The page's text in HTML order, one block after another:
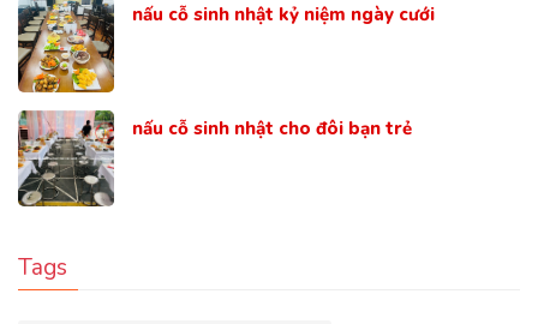
nấu cỗ sinh nhật kỷ niệm ngày cưới
nấu cỗ sinh nhật cho đôi bạn trẻ
Tags